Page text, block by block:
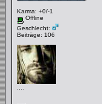
Karma: +0/-1
Offline
Geschlecht:
Beiträge: 106